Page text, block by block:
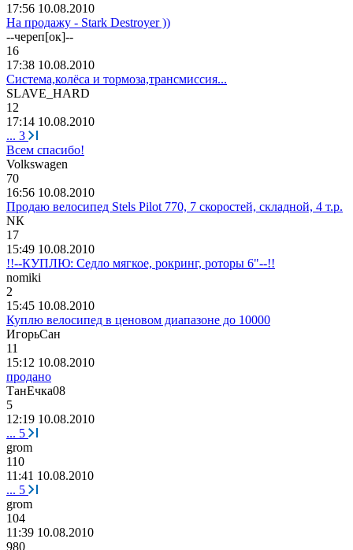
17:56 10.08.2010
На продажу - Stark Destroyer ))
--череп[ок]--
16
17:38 10.08.2010
Система,колёса и тормоза,трансмиссия...
SLAVE_HARD
12
17:14 10.08.2010
... 3
Всем спасибо!
Volkswagen
70
16:56 10.08.2010
Продаю велосипед Stels Pilot 770, 7 скоростей, складной, 4 т.р.
NК
17
15:49 10.08.2010
!!--КУПЛЮ: Седло мягкое, рокринг, роторы 6"--!!
nomiki
2
15:45 10.08.2010
Куплю велосипед в ценовом диапазоне до 10000
ИгорьСан
11
15:12 10.08.2010
продано
ТанЕчка08
5
12:19 10.08.2010
... 5
grom
110
11:41 10.08.2010
... 5
grom
104
11:39 10.08.2010
980